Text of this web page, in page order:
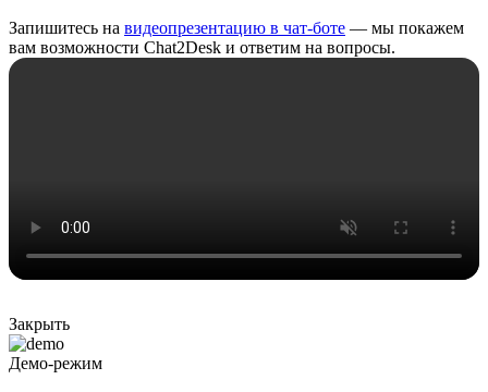
Запишитесь на видеопрезентацию в чат-боте — мы покажем
вам возможности Chat2Desk и ответим на вопросы.
Закрыть
Демо-режим